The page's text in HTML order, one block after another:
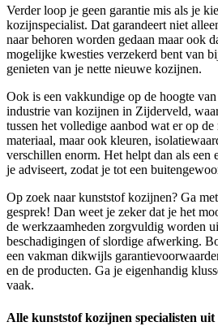
Verder loop je geen garantie mis als je
kozijnspecialist. Dat garandeert niet
naar behoren worden gedaan maar ook
mogelijke kwesties verzekerd bent van
genieten van je nette nieuwe kozijnen.
Ook is een vakkundige op de hoogte
industrie van kozijnen in Zijderveld,
tussen het volledige aanbod wat er op
materiaal, maar ook kleuren,
verschillen enorm. Het helpt dan als een
je adviseert, zodat je tot een
Op zoek naar kunststof kozijnen? Ga
gesprek! Dan weet je zeker dat je het
de werkzaamheden zorgvuldig worden
beschadigingen of slordige afwerking.
een vakman dikwijls
en de producten. Ga je eigenhandig
vaak.
Alle kunststof kozijnen specialisten